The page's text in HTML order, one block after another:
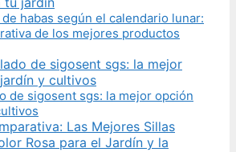
habas según el calendario lunar:
de los mejores productos
de sigosent sgs: la mejor opción